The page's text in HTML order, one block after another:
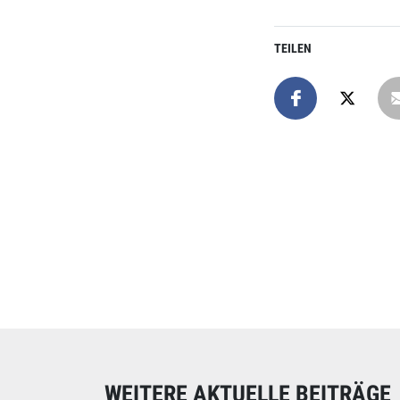
TEILEN
WEITERE AKTUELLE BEITRÄGE